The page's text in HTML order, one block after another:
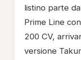
listino parte da
Prime Line
200 CV,
versione